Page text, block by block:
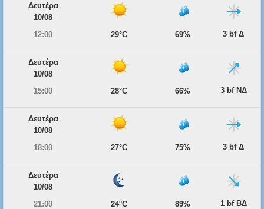
Δευτέρα
10/08
12:00
29°C 69% 3 bf Δ
Δευτέρα
10/08
15:00
28°C 66% 3 bf ΝΔ
Δευτέρα
10/08
18:00
27°C 75% 3 bf Δ
Δευτέρα
10/08
21:00
24°C 89% 1 bf ΒΔ